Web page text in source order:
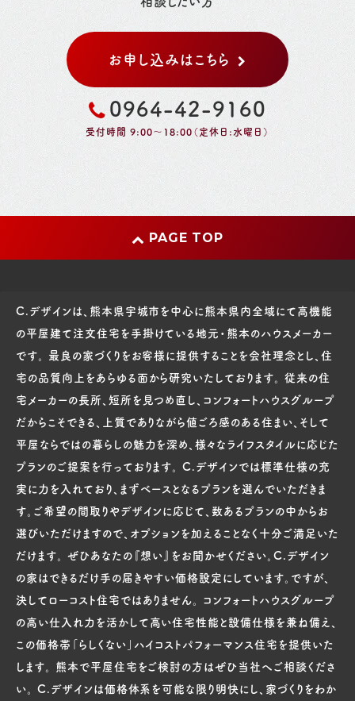
お申し込みはこちら
0964-42-9160
受付時間 9:00～18:00（定休日:水曜日）
PAGE TOP
C.デザインは、熊本県宇城市を中心に熊本県内全域にて高機能
の平屋建て注文住宅を手掛けている地元・熊本のハウスメーカー
です。 最良の家づくりをお客様に提供することを会社理念とし、住
宅の品質向上をあらゆる面から研究いたしております。 従来の住
宅メーカーの長所、短所を見つめ直し、コンフォートハウスグループ
だからこそできる、上質でありながら値ごろ感のある住まい、そして
平屋ならではの暮らしの魅力を深め、様々なライフスタイルに応じた
プランのご提案を行っております。 C.デザインでは標準仕様の充
実に力を入れており、まずベースとなるプランを選んでいただきま
す。ご希望の間取りやデザインに応じて、数あるプランの中からお
選びいただけますので、オプションを加えることなく十分ご満足いた
だけます。 ぜひあなたの『想い』をお聞かせください。C.デザイン
の家はできるだけ手の届きやすい価格設定にしています。ですが、
決してローコスト住宅ではありません。 コンフォートハウスグループ
の高い仕入れ力を活かして高い住宅性能と設備仕様を兼ね備え、
この価格帯「らしくない」ハイコストパフォーマンス住宅を提供いた
します。 熊本で平屋住宅をご検討の方はぜひ当社へご相談くださ
い。 C.デザインは価格体系を可能な限り明快にし、家づくりをわか